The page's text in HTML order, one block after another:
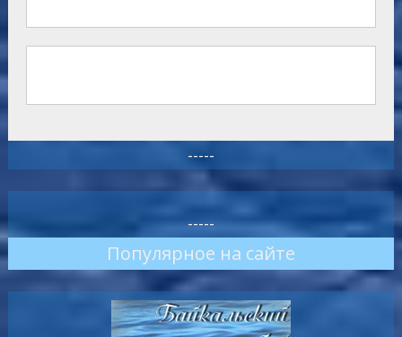
-----
-----
Популярное на сайте